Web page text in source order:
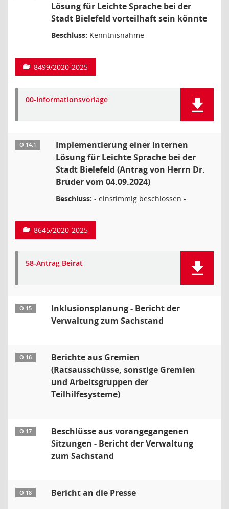
Lösung für Leichte Sprache bei der
Stadt Bielefeld vorteilhaft sein könnte
Beschluss: Kenntnisnahme
8499/2020-2025
00-Informationsvorlage
Ö 14.1
Implementierung einer internen
Lösung für Leichte Sprache bei der
Stadt Bielefeld (Antrag von Herrn Dr.
Bruder vom 04.09.2024)
Beschluss: - einstimmig beschlossen -
8645/2020-2025
58-Antrag Beirat
Ö 15
Inklusionsplanung - Bericht der
Verwaltung zum Sachstand
Ö 16
Berichte aus Gremien
(Ratsausschüsse, sonstige Gremien
und Arbeitsgruppen der
Teilhilfesysteme)
Ö 17
Beschlüsse aus vorangegangenen
Sitzungen - Bericht der Verwaltung
zum Sachstand
Ö 18 Bericht an die Presse